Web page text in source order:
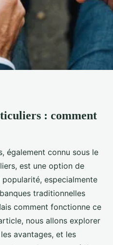
:
?
min de lecture
: comment
également connu sous le
est une option de
especialmente
traditionnelles
comment fonctionne ce
nous allons explorer
avantages, et les